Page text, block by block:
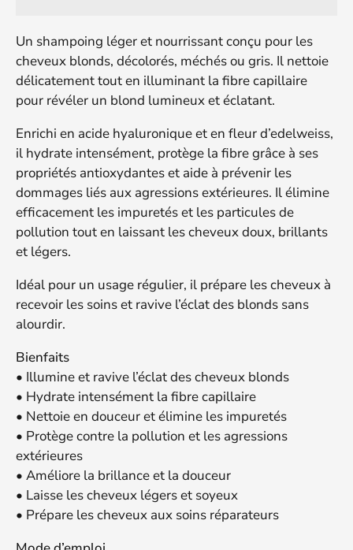
Un shampoing léger et nourrissant conçu pour les
cheveux blonds, décolorés, méchés ou gris. Il nettoie
délicatement tout en illuminant la fibre capillaire
pour révéler un blond lumineux et éclatant.
Enrichi en acide hyaluronique et en fleur d’edelweiss,
il hydrate intensément, protège la fibre grâce à ses
propriétés antioxydantes et aide à prévenir les
dommages liés aux agressions extérieures. Il élimine
efficacement les impuretés et les particules de
pollution tout en laissant les cheveux doux, brillants
et légers.
Idéal pour un usage régulier, il prépare les cheveux à
recevoir les soins et ravive l’éclat des blonds sans
alourdir.
Bienfaits
• Illumine et ravive l’éclat des cheveux blonds
• Hydrate intensément la fibre capillaire
• Nettoie en douceur et élimine les impuretés
• Protège contre la pollution et les agressions
extérieures
• Améliore la brillance et la douceur
• Laisse les cheveux légers et soyeux
• Prépare les cheveux aux soins réparateurs